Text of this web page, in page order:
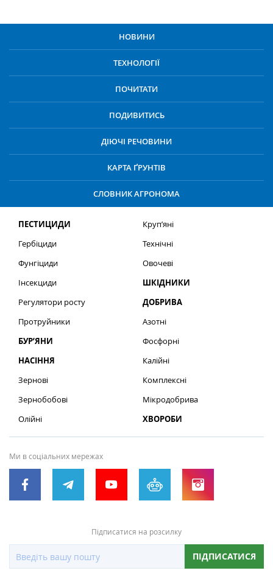
НОВИНИ
ТЕХНОЛОГІЇ
ПОЧИТАТИ
ПОДИВИТИСЬ
ДІЮЧІ РЕЧОВИНИ
КАРТА ҐРУНТІВ
СЛОВНИК АГРОНОМА
ПЕСТИЦИДИ
Гербіциди
Фунгіциди
Інсекциди
Регулятори росту
Протруйники
БУР’ЯНИ
НАСІННЯ
Зернові
Зернобобові
Олійні
Круп’яні
Технічні
Овочеві
ШКІДНИКИ
ДОБРИВА
Азотні
Фосфорні
Калійні
Комплексні
Мікродобрива
ХВОРОБИ
Ми в соціальних мережах
Підписатися на розсилку
ПІДПИСАТИСЯ